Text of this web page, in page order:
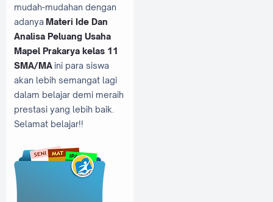
mudah-mudahan dengan
adanya Materi Ide Dan
Analisa Peluang Usaha
Mapel Prakarya kelas 11
SMA/MAini para siswa
akan lebih semangat lagi
dalam belajar demi meraih
prestasi yang lebih baik.
Selamat belajar!!